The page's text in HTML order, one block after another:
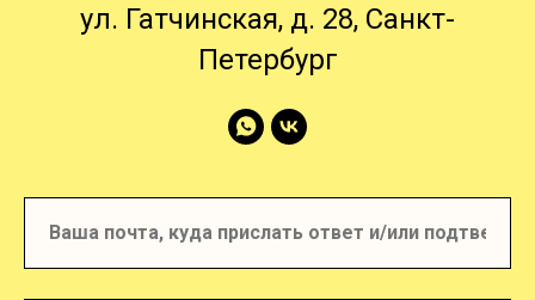
ул. Гатчинская, д. 28, Санкт-
Петербург